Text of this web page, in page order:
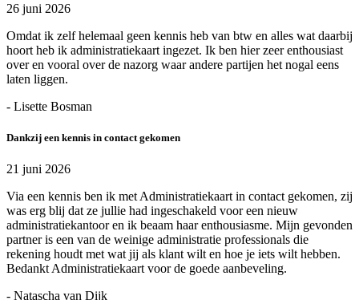
26 juni 2026
Omdat ik zelf helemaal geen kennis heb van btw en alles wat daarbij
hoort heb ik administratiekaart ingezet. Ik ben hier zeer enthousiast
over en vooral over de nazorg waar andere partijen het nogal eens
laten liggen.
- Lisette Bosman
Dankzij een kennis in contact gekomen
21 juni 2026
Via een kennis ben ik met Administratiekaart in contact gekomen, zij
was erg blij dat ze jullie had ingeschakeld voor een nieuw
administratiekantoor en ik beaam haar enthousiasme. Mijn gevonden
partner is een van de weinige administratie professionals die
rekening houdt met wat jij als klant wilt en hoe je iets wilt hebben.
Bedankt Administratiekaart voor de goede aanbeveling.
- Natascha van Dijk